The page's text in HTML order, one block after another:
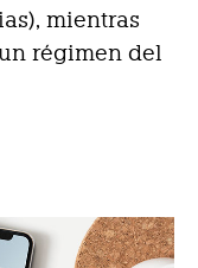
mientras
un régimen del